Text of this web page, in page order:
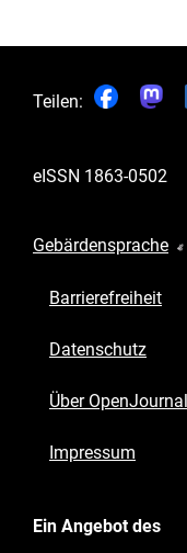
Teilen:
eISSN 1863-0502
Gebärdensprache
Barrierefreiheit
Datenschutz
Über
Impressum
Ein Angebot des